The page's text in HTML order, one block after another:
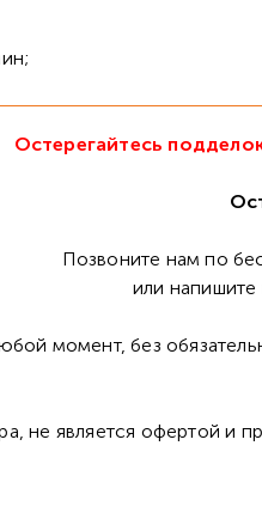
Остерегайтесь
Позвоните нам по
или
момент, без
не является офертой и